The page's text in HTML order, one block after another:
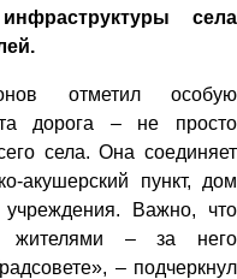
села
отметил особую
дорога – не просто
села. Она соединяет
акушерский пункт, дом
Важно, что
жителями – за него
– подчеркнул